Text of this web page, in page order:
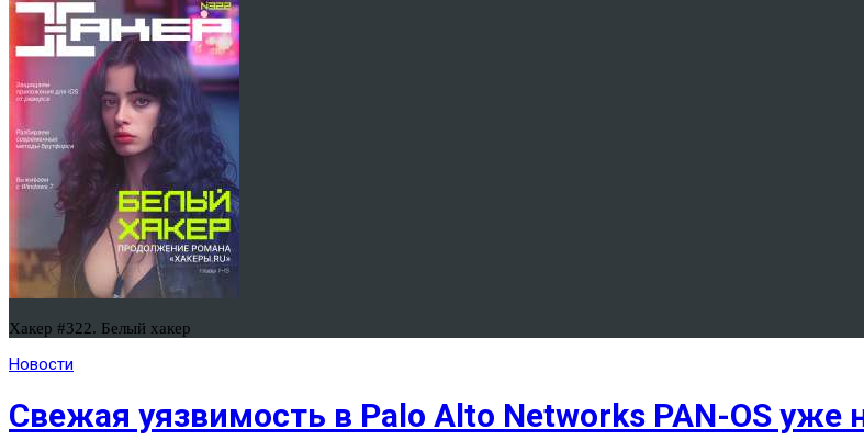
Хакер #322. Белый хакер
Новости
Свежая уязвимость в Palo Alto Networks PAN-OS уже